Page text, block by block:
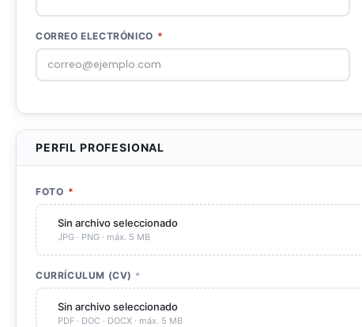
CORREO ELECTRÓNICO *
PERFIL PROFESIONAL
FOTO *
Sin archivo seleccionado
JPG · PNG · máx. 5 MB
CURRÍCULUM (CV) *
Sin archivo seleccionado
PDF · DOC · DOCX · máx. 5 MB